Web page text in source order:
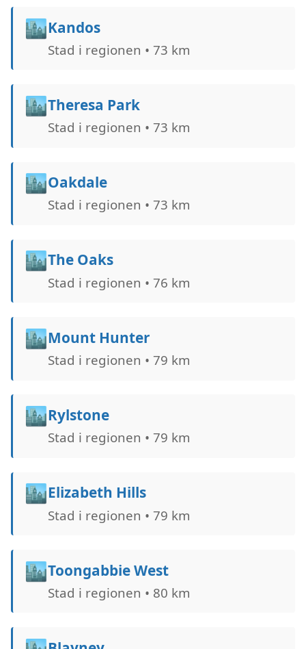
🏙️Kandos
Stad i regionen • 73 km
🏙️Theresa Park
Stad i regionen • 73 km
🏙️Oakdale
Stad i regionen • 73 km
🏙️The Oaks
Stad i regionen • 76 km
🏙️Mount Hunter
Stad i regionen • 79 km
🏙️Rylstone
Stad i regionen • 79 km
🏙️Elizabeth Hills
Stad i regionen • 79 km
🏙️Toongabbie West
Stad i regionen • 80 km